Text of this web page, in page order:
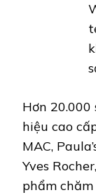
Hơn
hiệu cao
MAC,
Yves
phẩm chăm